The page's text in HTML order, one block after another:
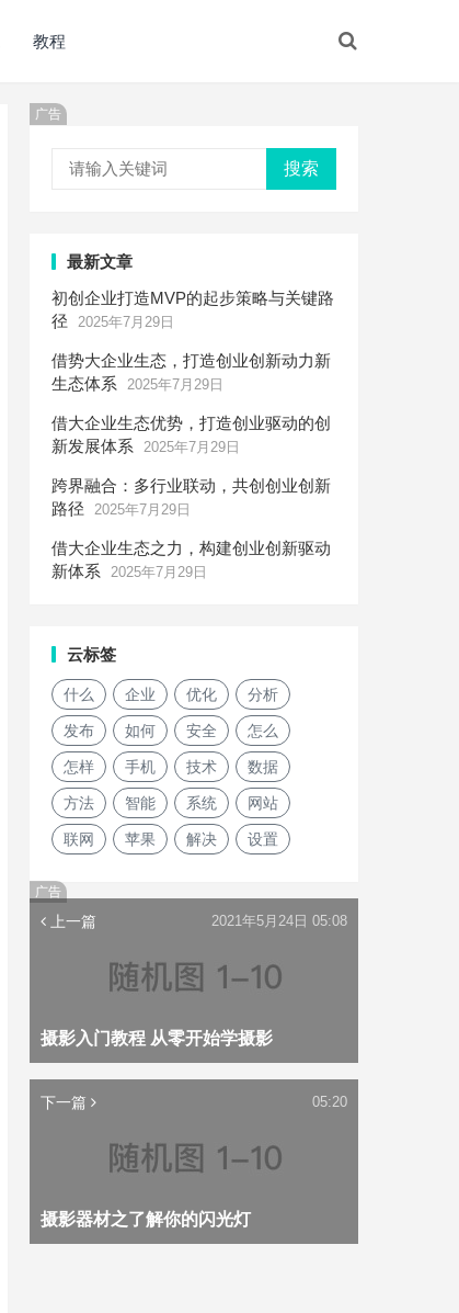
教程
广告
搜索
最新文章
初创企业打造MVP的起步策略与关键路
径
2025年7月29日
借势大企业生态，打造创业创新动力新
生态体系
2025年7月29日
借大企业生态优势，打造创业驱动的创
新发展体系
2025年7月29日
跨界融合：多行业联动，共创创业创新
路径
2025年7月29日
借大企业生态之力，构建创业创新驱动
新体系
2025年7月29日
云标签
什么 企业 优化 分析
发布 如何 安全 怎么
怎样 手机 技术 数据
方法 智能 系统 网站
联网 苹果 解决 设置
广告
上一篇
摄影入门教程 从零开始学摄影
2021年5月24日 05:08
下一篇
摄影器材之了解你的闪光灯
05:20